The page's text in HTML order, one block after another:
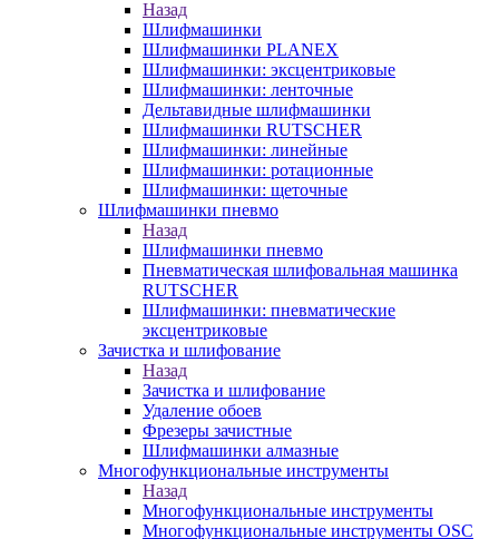
Назад
Шлифмашинки
Шлифмашинки PLANEX
Шлифмашинки: эксцентриковые
Шлифмашинки: ленточные
Дельтавидные шлифмашинки
Шлифмашинки RUTSCHER
Шлифмашинки: линейные
Шлифмашинки: ротационные
Шлифмашинки: щеточные
Шлифмашинки пневмо
Назад
Шлифмашинки пневмо
Пневматическая шлифовальная машинка
RUTSCHER
Шлифмашинки: пневматические
эксцентриковые
Зачистка и шлифование
Назад
Зачистка и шлифование
Удаление обоев
Фрезеры зачистные
Шлифмашинки алмазные
Многофункциональные инструменты
Назад
Многофункциональные инструменты
Многофункциональные инструменты OSC